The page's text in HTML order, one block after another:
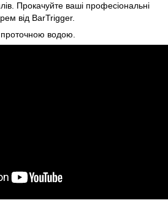
Прокачуйте ваші професіональні
від BarTrigger.
водою.